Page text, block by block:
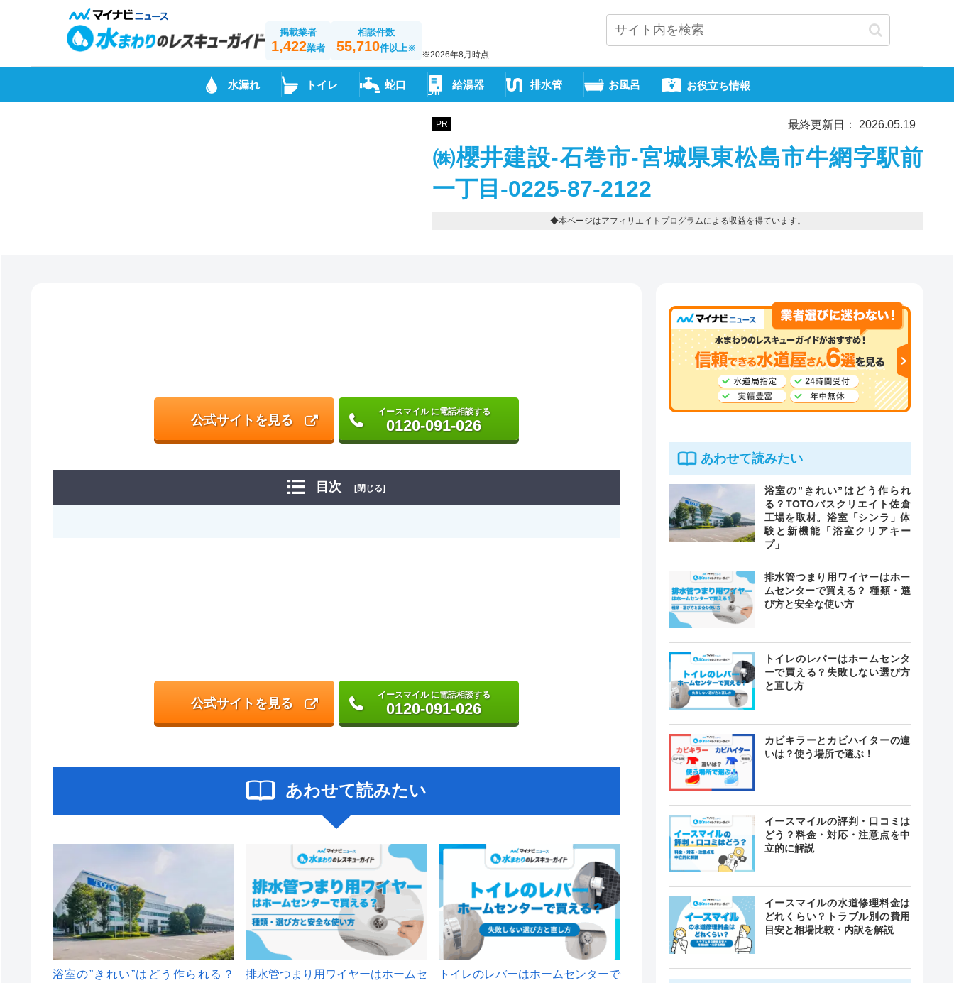
掲載業者
1,422業者
相談件数
55,710件以上※
※2026年8月時点
水漏れ トイレ 蛇口 給湯器 排水管 お風呂 お役立ち情報
PR 最終更新日： 2026.05.19
㈱櫻井建設-石巻市-宮城県東松島市牛網字駅前
一丁目-0225-87-2122
◆本ページはアフィリエイトプログラムによる収益を得ています。
公式サイトを見る
イースマイル に電話相談する
0120-091-026
目次 [閉じる]
公式サイトを見る
イースマイル に電話相談する
0120-091-026
あわせて読みたい
浴室の”きれい”はどう作られる？
排水管つまり用ワイヤーはホームセ
トイレのレバーはホームセンターで
あわせて読みたい
浴室の”きれい”はどう作られ
る？TOTOバスクリエイト佐倉
工場を取材。浴室「シンラ」体
験と新機能「浴室クリアキー
プ」
排水管つまり用ワイヤーはホー
ムセンターで買える？ 種類・選
び方と安全な使い方
トイレのレバーはホームセンタ
ーで買える？失敗しない選び方
と直し方
カビキラーとカビハイターの違
いは？使う場所で選ぶ！
イースマイルの評判・口コミは
どう？料金・対応・注意点を中
立的に解説
イースマイルの水道修理料金は
どれくらい？トラブル別の費用
目安と相場比較・内訳を解説